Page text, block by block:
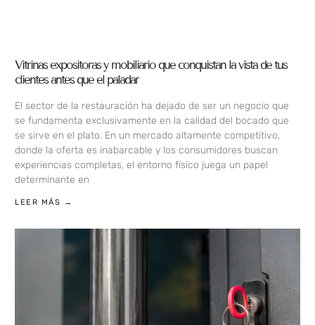
Vitrinas expositoras y mobiliario que conquistan la vista de tus
clientes antes que el paladar
El sector de la restauración ha dejado de ser un negocio que
se fundamenta exclusivamente en la calidad del bocado que
se sirve en el plato. En un mercado altamente competitivo,
donde la oferta es inabarcable y los consumidores buscan
experiencias completas, el entorno físico juega un papel
determinante en
LEER MÁS →